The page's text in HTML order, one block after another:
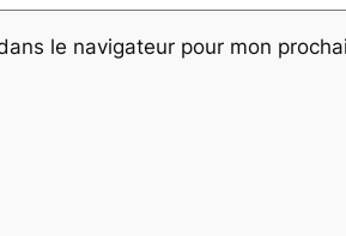
le navigateur pour mon